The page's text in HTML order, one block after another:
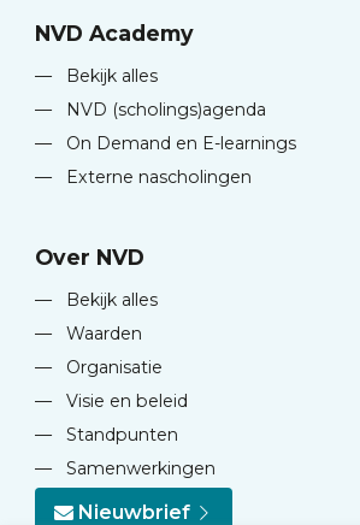
NVD Academy
—
Bekijk alles
—
NVD (scholings)agenda
—
On Demand en E-learnings
—
Externe nascholingen
Over NVD
—
Bekijk alles
—
Waarden
—
Organisatie
—
Visie en beleid
—
Standpunten
—
Samenwerkingen
Nieuwbrief